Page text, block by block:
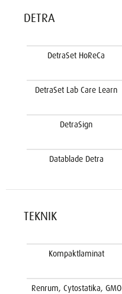
DETRA
DetraSet HoReCa
DetraSet Lab Care Learn
DetraSign
Datablade Detra
TEKNIK
Kompaktlaminat
Renrum, Cytostatika, GMO